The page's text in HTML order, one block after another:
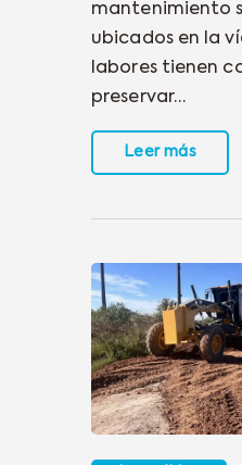
mantenimiento
ubicados en la
labores tienen
preservar…
Leer más